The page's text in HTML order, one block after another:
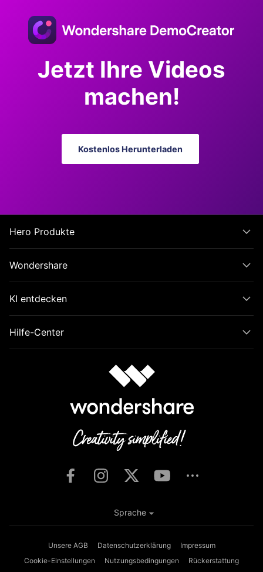
Jetzt Ihre Videos
machen!
Kostenlos Herunterladen
Hero Produkte
Wondershare
KI entdecken
Hilfe-Center
Unsere AGB Datenschutzerklärung
Impressum
Cookie-Einstellungen
Nutzungsbedingungen
Rückerstattung
Sprache